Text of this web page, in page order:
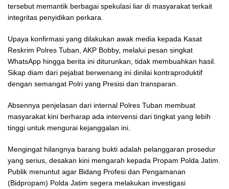
tersebut memantik berbagai spekulasi liar di masyarakat terkait
integritas penyidikan perkara.
Upaya konfirmasi yang dilakukan awak media kepada Kasat
Reskrim Polres Tuban, AKP Bobby, melalui pesan singkat
WhatsApp hingga berita ini diturunkan, tidak membuahkan hasil.
Sikap diam dari pejabat berwenang ini dinilai kontraproduktif
dengan semangat Polri yang Presisi dan transparan.
Absennya penjelasan dari internal Polres Tuban membuat
masyarakat kini berharap ada intervensi dari tingkat yang lebih
tinggi untuk mengurai kejanggalan ini.
Mengingat hilangnya barang bukti adalah pelanggaran prosedur
yang serius, desakan kini mengarah kepada Propam Polda Jatim.
Publik menuntut agar Bidang Profesi dan Pengamanan
(Bidpropam) Polda Jatim segera melakukan investigasi